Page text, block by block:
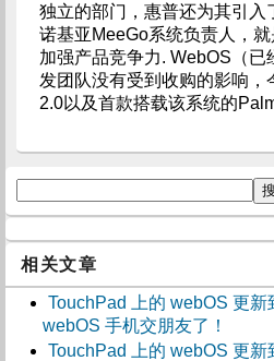
独立的部门，惠普还为其引入
诺基亚MeeGo系统负责人，
加强产品竞争力. WebOS（
发团队没有受到收购的影响，
2.0以及首款搭载该系统的
相关文章
TouchPad 上的 webOS 更
webOS 手机交朋友了！
TouchPad 上的 webOS 更